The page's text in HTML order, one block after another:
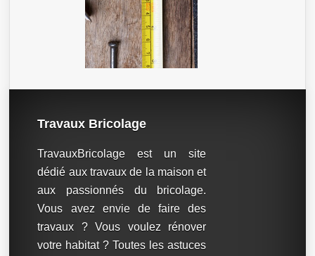
Travaux Bricolage
TravauxBricolage est un site
dédié aux travaux de la maison et
aux passionnés du bricolage.
Vous avez envie de faire des
travaux ? Vous voulez rénover
votre habitat ? Toutes les astuces